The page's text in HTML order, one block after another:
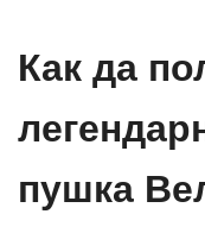
Как да
пушка